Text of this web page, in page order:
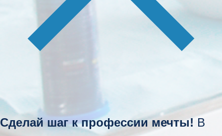
Сделай шаг к профессии мечты! В